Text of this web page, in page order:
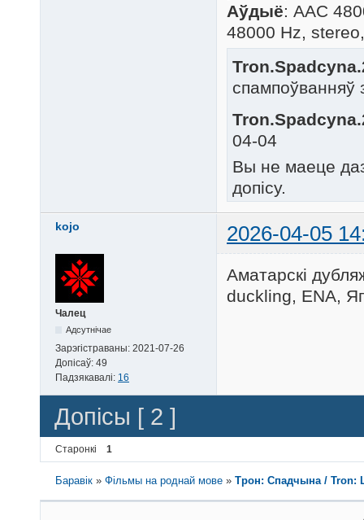
Аўдыё: AAC
48000 Hz,
04-04
Вы не маеце
допісу.
kojo 2026-04-05
Чалец
Адсутнічае
Зарэгістраваны: 2021-07-26
Допісаў: 49
Падзякавалі: 16
Аматарскі
duckling, ENA,
Допісы [ 2 ]
Старонкі 1
Баравік »Фільмы на роднай мове »Трон: Спадчына / Tron: